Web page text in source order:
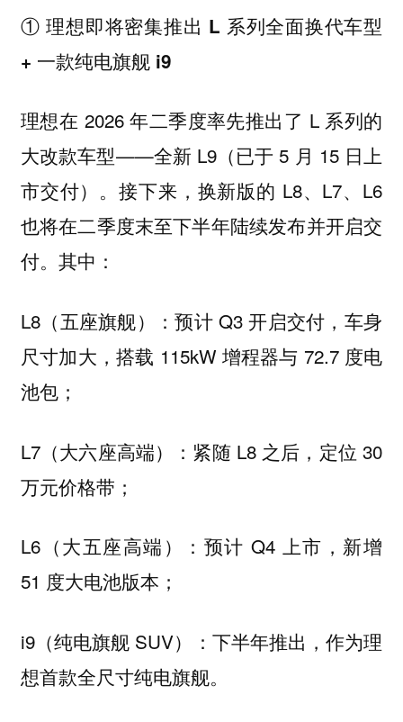
① 理想即将密集推出 L 系列全面换代车型
+ 一款纯电旗舰 i9
理想在 2026 年二季度率先推出了 L 系列的
大改款车型——全新 L9（已于 5 月 15 日上
市交付）。接下来，换新版的 L8、L7、L6
也将在二季度末至下半年陆续发布并开启交
付。其中：
L8（五座旗舰）：预计 Q3 开启交付，车身
尺寸加大，搭载 115kW 增程器与 72.7 度电
池包；
L7（大六座高端）：紧随 L8 之后，定位 30
万元价格带；
L6（大五座高端）：预计 Q4 上市，新增
51 度大电池版本；
i9（纯电旗舰 SUV）：下半年推出，作为理
想首款全尺寸纯电旗舰。